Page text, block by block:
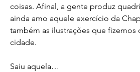
coisas. Afinal, a gente produz
ainda amo aquele exercício da
também as ilustrações que fizemos
cidade.
Saiu aquela…